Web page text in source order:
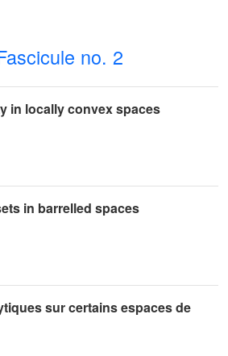
no. 2
in locally convex spaces
in barrelled spaces
sur certains espaces de